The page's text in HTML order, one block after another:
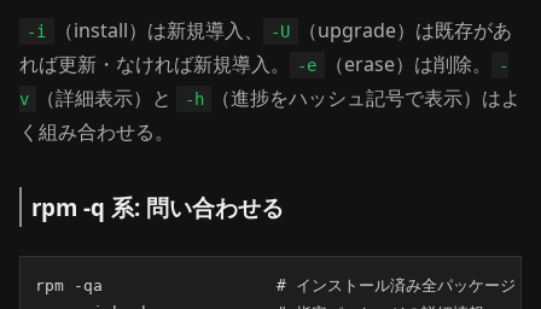
-i （install）は新規導入、 -U
（upgrade）は既存があ
れば更新・なければ新規導入。
-e （erase）は削除。
-
v
（詳細表示）と -h
（進捗をハッシュ記号で表示）はよ
く組み合わせる。
rpm -q 系: 問い合わせる
rpm -qa                  # インストール済み全パッケージ